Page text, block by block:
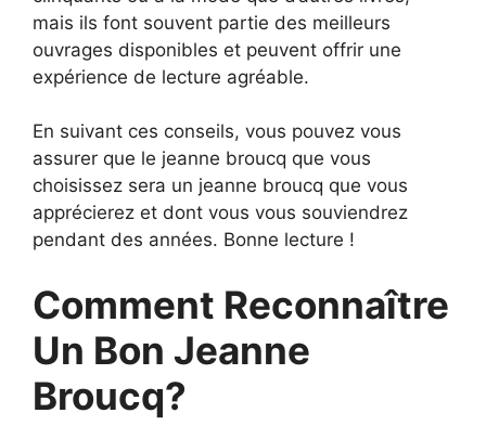
mais ils font souvent partie des meilleurs
ouvrages disponibles et peuvent offrir une
expérience de lecture agréable.
En suivant ces conseils, vous pouvez vous
assurer que le jeanne broucq que vous
choisissez sera un jeanne broucq que vous
apprécierez et dont vous vous souviendrez
pendant des années. Bonne lecture !
Comment Reconnaître
Un Bon Jeanne
Broucq?